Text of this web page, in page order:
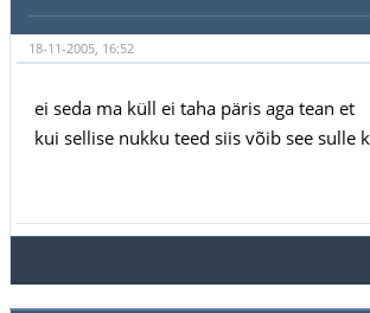
18-11-2005, 16:52
ei seda ma küll ei taha päris aga tean et
kui sellise nukku teed siis võib see sulle